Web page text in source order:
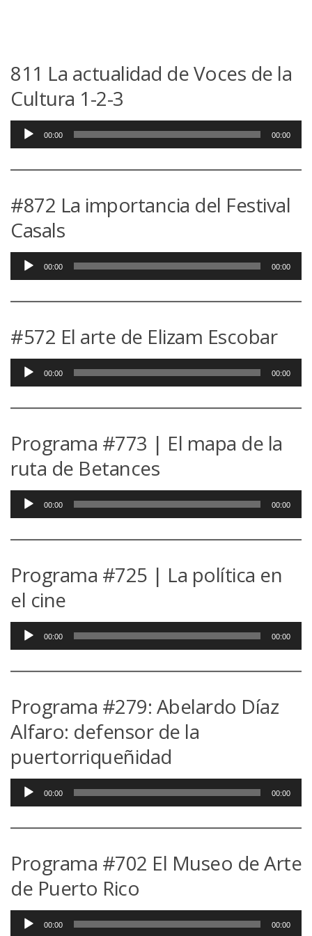
811 La actualidad de Voces de la
Cultura 1-2-3
Reproductor
de
00:00 00:00
#872 La importancia del Festival
Casals
Reproductor
de
00:00 00:00
#572 El arte de Elizam Escobar
Reproductor
de
00:00 00:00
Programa #773 | El mapa de la
ruta de Betances
Reproductor
de
00:00 00:00
Programa #725 | La política en
el cine
Reproductor
de
00:00 00:00
Programa #279: Abelardo Díaz
Alfaro: defensor de la
puertorriqueñidad
Reproductor
de
00:00 00:00
Programa #702 El Museo de Arte
de Puerto Rico
Reproductor
00:00 00:00